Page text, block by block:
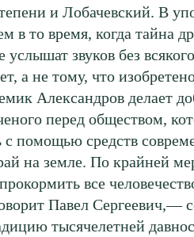
и Лобачевский. В
в то время, когда тайна
звуков без
а не тому, что
Александров делает
перед обществом,
с помощью средств
на земле. По крайней
все
Павел Сергеевич,—
тысячелетней